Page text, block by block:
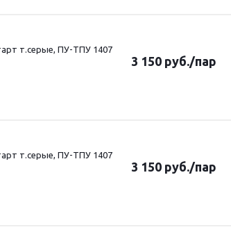
т.серые, ПУ-ТПУ 1407
3 150 руб./пар
т.серые, ПУ-ТПУ 1407
3 150 руб./пар